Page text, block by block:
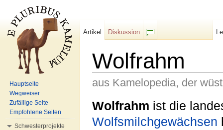
Wolfrahm
aus Kamelopedia, der
Wolfrahm ist die
Wolfsmilchgewächsen
Artikel
Diskussion
Hauptseite
Wegweiser
Zufällige Seite
Empfohlene Seiten
Schwesterprojekte